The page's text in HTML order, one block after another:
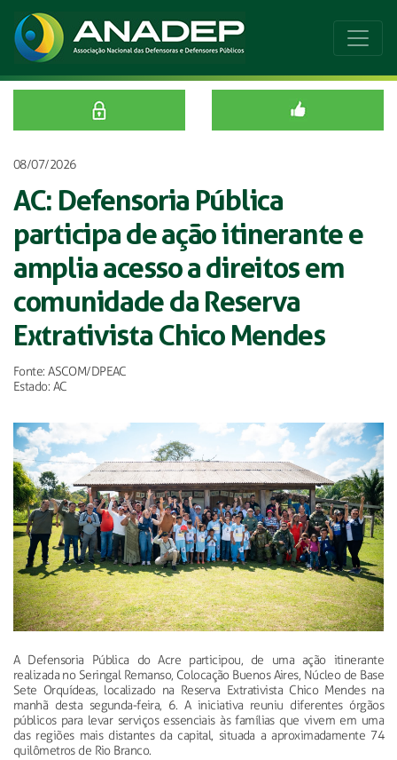
08/07/2026
AC: Defensoria Pública
participa de ação itinerante e
amplia acesso a direitos em
comunidade da Reserva
Extrativista Chico Mendes
Fonte: ASCOM/DPEAC
Estado: AC
A Defensoria Pública do Acre participou, de uma ação itinerante
realizada no Seringal Remanso, Colocação Buenos Aires, Núcleo de Base
Sete Orquídeas, localizado na Reserva Extrativista Chico Mendes na
manhã desta segunda-feira, 6. A iniciativa reuniu diferentes órgãos
públicos para levar serviços essenciais às famílias que vivem em uma
das regiões mais distantes da capital, situada a aproximadamente 74
quilômetros de Rio Branco.